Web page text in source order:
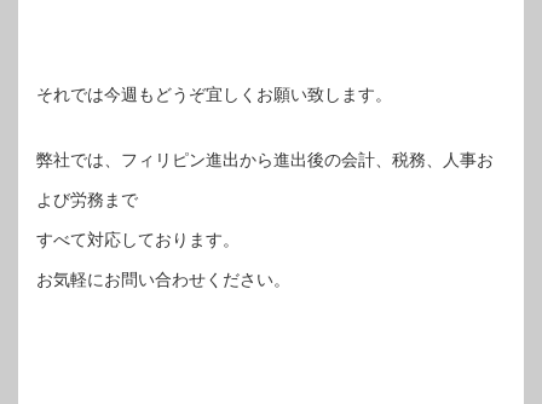
それでは今週もどうぞ宜しくお願い致します。
弊社では、フィリピン進出から進出後の会計、税務、人事お
よび労務まで
すべて対応しております。
お気軽にお問い合わせください。